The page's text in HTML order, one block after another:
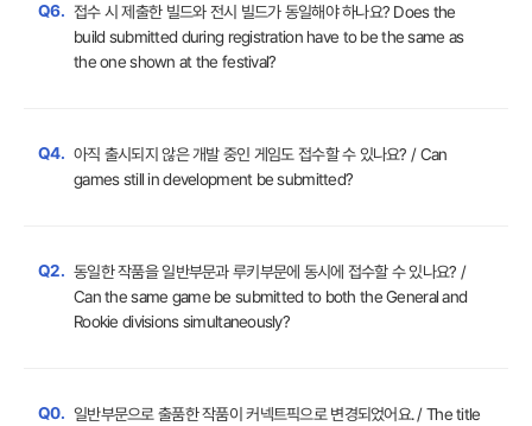
Q6. 접수 시 제출한 빌드와 전시 빌드가 동일해야 하나요? Does the
build submitted during registration have to be the same as
the one shown at the festival?
Q4. 아직 출시되지 않은 개발 중인 게임도 접수할 수 있나요? / Can
games still in development be submitted?
Q2. 동일한 작품을 일반부문과 루키부문에 동시에 접수할 수 있나요? /
Can the same game be submitted to both the General and
Rookie divisions simultaneously?
Q0. 일반부문으로 출품한 작품이 커넥트픽으로 변경되었어요. / The title